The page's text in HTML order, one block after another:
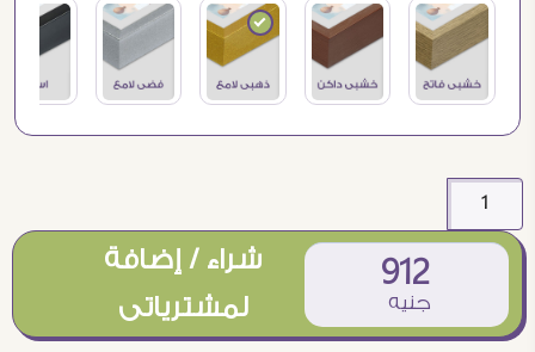
912
جنيه
شراء / إضافة
لمشترياتى